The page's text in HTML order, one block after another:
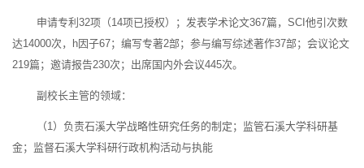
申请专利32项（14项已授权）；发表学术论文367篇，SCI他引次数
达14000次，h因子67；编写专著2部；参与编写综述著作37部；会议论文
219篇；邀请报告230次；出席国内外会议445次。
副校长主管的领域：
（1）负责石溪大学战略性研究任务的制定；监管石溪大学科研基
金；监督石溪大学科研行政机构活动与执能